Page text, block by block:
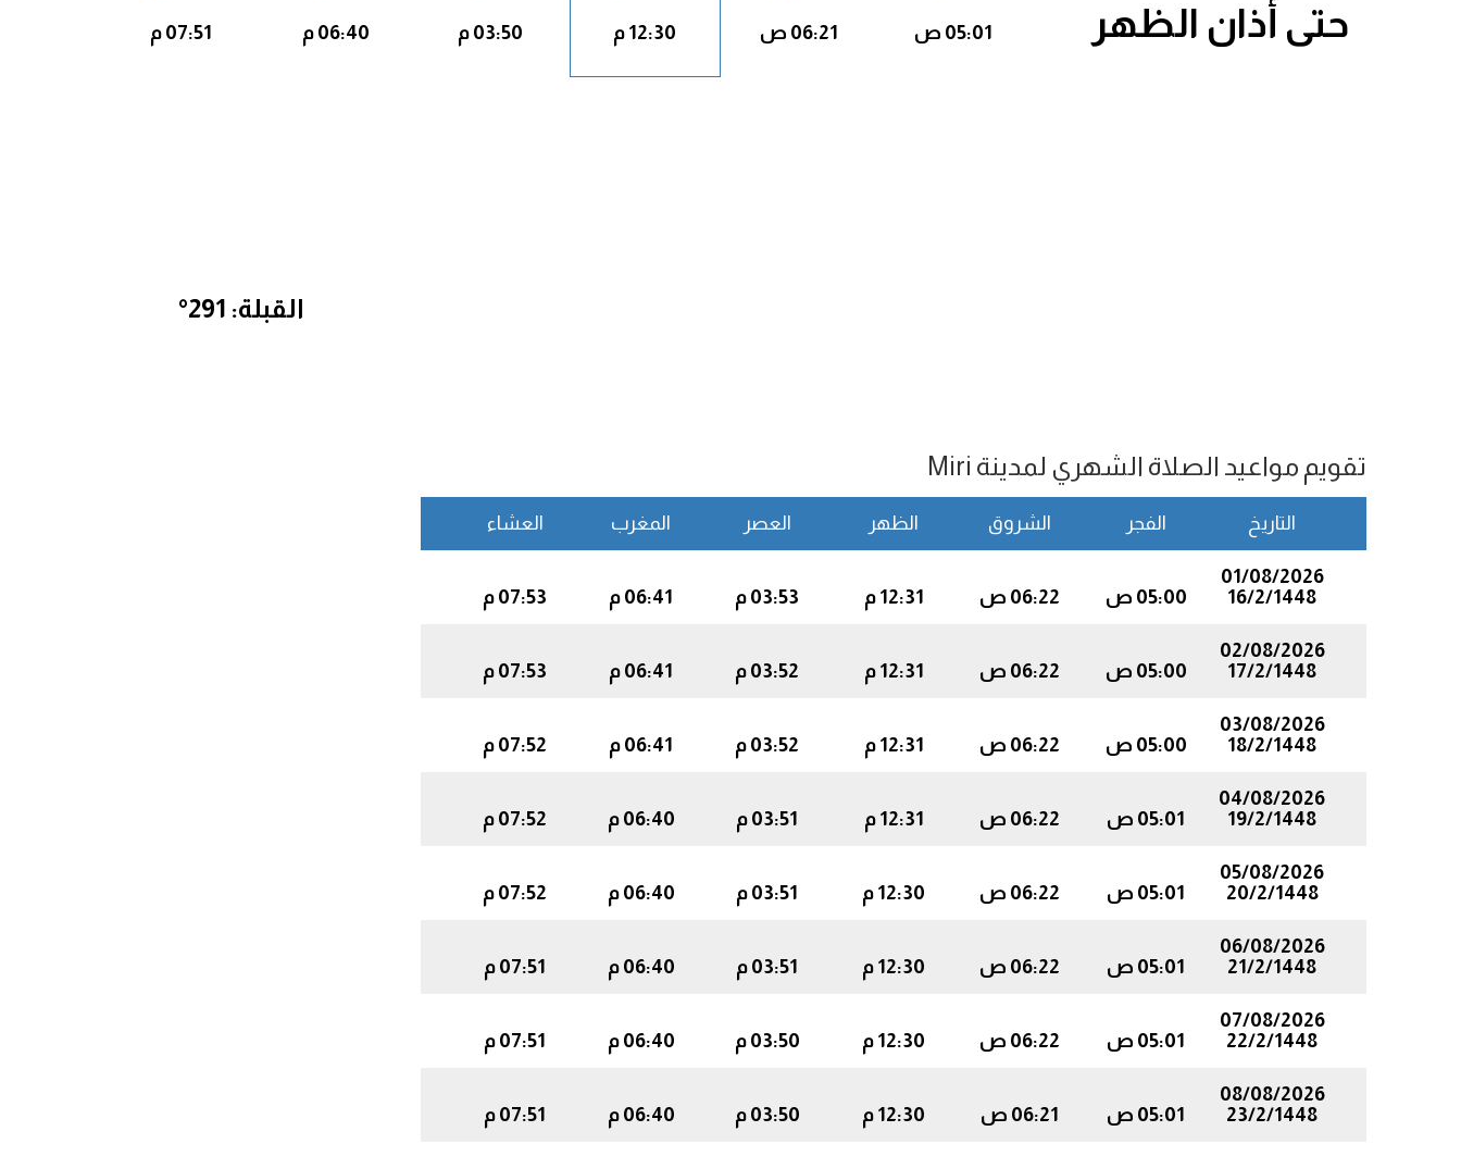
حتى أذان الظهر 05:01 ص 06:21 ص 12:30 م 03:50 م 06:40 م 07:51 م
تقويم مواعيد الصلاة الشهري لمدينة Miri
التاريخ الفجر الشروق الظهر العصر المغرب العشاء
01/08/2026
16/2/1448
05:00 ص 06:22 ص 12:31 م 03:53 م 06:41 م 07:53 م
02/08/2026
17/2/1448
05:00 ص 06:22 ص 12:31 م 03:52 م 06:41 م 07:53 م
03/08/2026
18/2/1448
05:00 ص 06:22 ص 12:31 م 03:52 م 06:41 م 07:52 م
04/08/2026
19/2/1448
05:01 ص 06:22 ص 12:31 م 03:51 م 06:40 م 07:52 م
05/08/2026
20/2/1448
05:01 ص 06:22 ص 12:30 م 03:51 م 06:40 م 07:52 م
06/08/2026
21/2/1448
05:01 ص 06:22 ص 12:30 م 03:51 م 06:40 م 07:51 م
07/08/2026
22/2/1448
05:01 ص 06:22 ص 12:30 م 03:50 م 06:40 م 07:51 م
08/08/2026
23/2/1448
05:01 ص 06:21 ص 12:30 م 03:50 م 06:40 م 07:51 م
القبلة: 291°